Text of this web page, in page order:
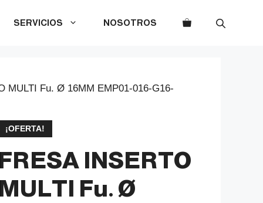
SERVICIOS NOSOTROS
MULTI Fu. Ø 16MM EMP01-016-G16-
¡OFERTA!
FRESA INSERTO
MULTI Fu. Ø